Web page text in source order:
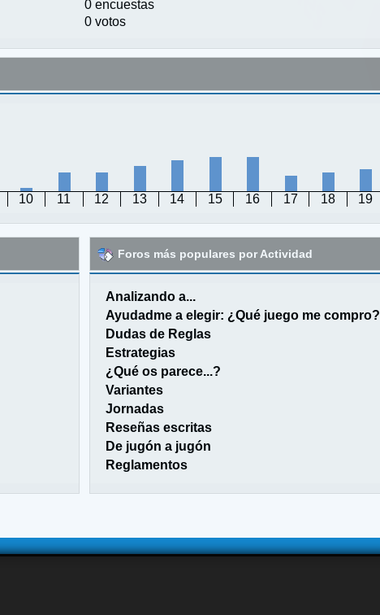
0 encuestas
0 votos
10 11 12 13 14 15 16 17 18 19
Foros más populares por Actividad
Analizando a...
Ayudadme a elegir: ¿Qué juego me compro?
Dudas de Reglas
Estrategias
¿Qué os parece...?
Variantes
Jornadas
Reseñas escritas
De jugón a jugón
Reglamentos